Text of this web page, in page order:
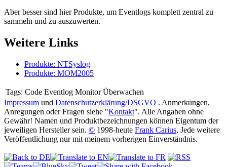
Aber besser sind hier Produkte, um Eventlogs komplett zentral zu
sammeln und zu auszuwerten.
Weitere Links
Produkte: NTSyslog
Produkte: MOM2005
Tags: Code Eventlog Monitor Überwachen
Impressum und Datenschutzerklärung/DSGVO . Anmerkungen,
Anregungen oder Fragen siehe "Kontakt". Alle Angaben ohne
Gewähr! Namen und Produktbezeichnungen können Eigentum der
jeweiligen Hersteller sein. © 1998-heute Frank Carius, Jede weitere
Veröffentlichung nur mit meinem vorherigen Einverständnis.